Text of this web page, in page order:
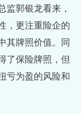
监郭银龙看来，
，更注重险企的
其牌照价值。同
了保险牌照，但
亏为盈的风险和